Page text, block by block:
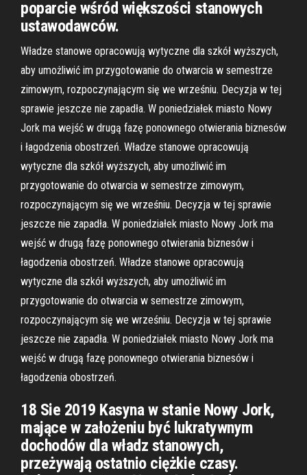
poparcie wśród większości stanowych
ustawodawców.
Władze stanowe opracowują wytyczne dla szkół wyższych,
aby umożliwić im przygotowanie do otwarcia w semestrze
zimowym, rozpoczynającym się we wrześniu. Decyzja w tej
sprawie jeszcze nie zapadła. W poniedziałek miasto Nowy
Jork ma wejść w drugą fazę ponownego otwierania biznesów
i łagodzenia obostrzeń. Władze stanowe opracowują
wytyczne dla szkół wyższych, aby umożliwić im
przygotowanie do otwarcia w semestrze zimowym,
rozpoczynającym się we wrześniu. Decyzja w tej sprawie
jeszcze nie zapadła. W poniedziałek miasto Nowy Jork ma
wejść w drugą fazę ponownego otwierania biznesów i
łagodzenia obostrzeń. Władze stanowe opracowują
wytyczne dla szkół wyższych, aby umożliwić im
przygotowanie do otwarcia w semestrze zimowym,
rozpoczynającym się we wrześniu. Decyzja w tej sprawie
jeszcze nie zapadła. W poniedziałek miasto Nowy Jork ma
wejść w drugą fazę ponownego otwierania biznesów i
łagodzenia obostrzeń.
18 Sie 2019 Kasyna w stanie Nowy Jork,
mające w założeniu być lukratywnym
dochodów dla władz stanowych,
przeżywają ostatnio ciężkie czasy.